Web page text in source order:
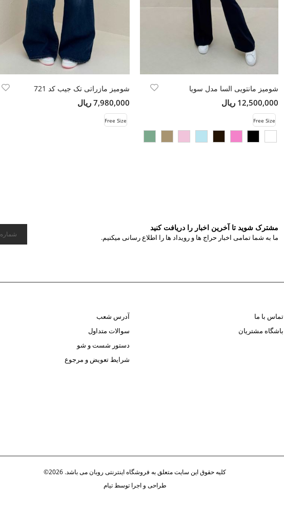
شومیز مانتویی السا مدل سویا
12,500,000 ریال
Free Size
شومیز مازراتی تک جیب کد 721
7,980,000 ریال
Free Size
مشترک شوید تا آخرین اخبار را دریافت کنید
ما به شما تمامی اخبار حراج ها و رویداد ها را اطلاع رسانی میکنیم.
تماس با ما
باشگاه مشتریان
آدرس شعب
سوالات متداول
دستور شست و شو
شرایط تعویض و مرجوع
کلیه حقوق این سایت متعلق به فروشگاه اینترنتی روبان می باشد. 2026©
طراحی و اجرا توسطتیام